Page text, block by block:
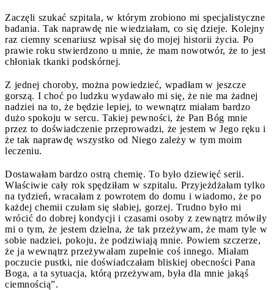
Zaczęli szukać szpitala, w którym zrobiono mi specjalistyczne
badania. Tak naprawdę nie wiedziałam, co się dzieje. Kolejny
raz ciemny scenariusz wpisał się do mojej historii życia. Po
prawie roku stwierdzono u mnie, że mam nowotwór, że to jest
chłoniak tkanki podskórnej.
Z jednej choroby, można powiedzieć, wpadłam w jeszcze
gorszą. I choć po ludzku wydawało mi się, że nie ma żadnej
nadziei na to, że będzie lepiej, to wewnątrz miałam bardzo
dużo spokoju w sercu. Takiej pewności, że Pan Bóg mnie
przez to doświadczenie przeprowadzi, że jestem w Jego ręku i
że tak naprawdę wszystko od Niego zależy w tym moim
leczeniu.
Dostawałam bardzo ostrą chemię. To było dziewięć serii.
Właściwie cały rok spędziłam w szpitalu. Przyjeżdżałam tylko
na tydzień, wracałam z powrotem do domu i wiadomo, że po
każdej chemii czułam się słabiej, gorzej. Trudno było mi
wrócić do dobrej kondycji i czasami osoby z zewnątrz mówiły
mi o tym, że jestem dzielna, że tak przeżywam, że mam tyle w
sobie nadziei, pokoju, że podziwiają mnie. Powiem szczerze,
że ja wewnątrz przeżywałam zupełnie coś innego. Miałam
poczucie pustki, nie doświadczałam bliskiej obecności Pana
Boga, a ta sytuacja, którą przeżywam, była dla mnie jakąś
ciemnością”.